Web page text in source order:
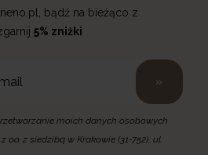
bądź na bieżąco z
5% zniżki
»
moich danych osobowych
o.o. z siedzibą w Krakowie (31-752), ul.